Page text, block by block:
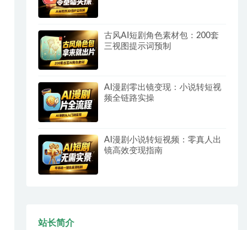
古风AI短剧角色素材包：200套
三视图提示词预制
AI漫剧零出镜变现：小说转短视
频全链路实操
AI漫剧小说转短视频：零真人出
镜高效变现指南
站长简介